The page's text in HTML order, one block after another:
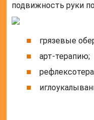
подвижность руки
грязевые
арт-терапию;